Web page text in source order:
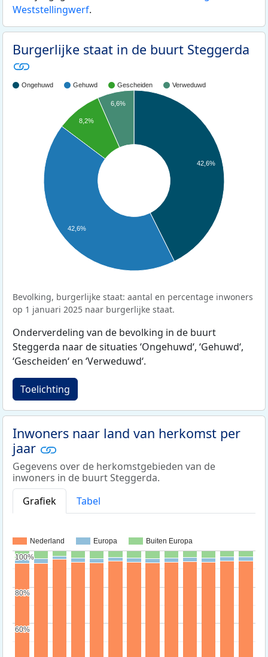
Weststellingwerf.
Burgerlijke staat in de buurt Steggerda
Ongehuwd Gehuwd Gescheiden Verweduwd
42,6%
6,6%
8,2%
42,6%
Bevolking, burgerlijke staat: aantal en percentage inwoners
op 1 januari 2025 naar burgerlijke staat.
Onderverdeling van de bevolking in de buurt
Steggerda naar de situaties ‘Ongehuwd‘, ‘Gehuwd‘,
‘Gescheiden‘ en ‘Verweduwd‘.
Toelichting
Inwoners naar land van herkomst per
jaar
Gegevens over de herkomstgebieden van de
inwoners in de buurt Steggerda.
Grafiek
Tabel
Nederland Europa Buiten Europa
60%
60%
80%
80%
100%
100%